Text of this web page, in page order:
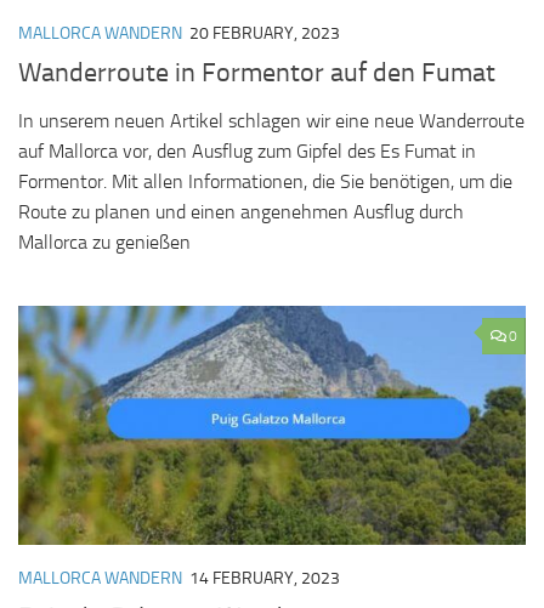
MALLORCA WANDERN 20 FEBRUARY, 2023
Wanderroute in Formentor auf den Fumat
In unserem neuen Artikel schlagen wir eine neue Wanderroute
auf Mallorca vor, den Ausflug zum Gipfel des Es Fumat in
Formentor. Mit allen Informationen, die Sie benötigen, um die
Route zu planen und einen angenehmen Ausflug durch
Mallorca zu genießen
0
MALLORCA WANDERN 14 FEBRUARY, 2023